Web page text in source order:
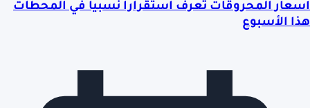
أسعار المحروقات تعرف استقراراً نسبياً في المحطات
هذا الأسبوع